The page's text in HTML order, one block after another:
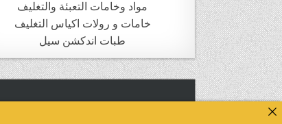
مواد وخامات التعبئة والتغليف
خامات و رولات اكياس التغليف
طبات اندكشن سيل